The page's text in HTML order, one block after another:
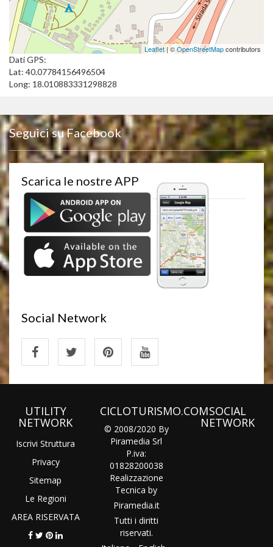
Leaflet| ©OpenStreetMapcontributors
Dati GPS:
Lat: 40.07784156496504
Long: 18.010883331298828
Seguici su Facebook
Scarica le nostre APP
Social Network
UTILITY
NETWORK
Iscrivi Struttura
Privacy
Sitemap
Le Regioni
AREA RISERVATA
CICLOTURISMO.COM
© 2008/2020 By
Piramedia Srl
P.iva:
01828200038
Realizzazione
Tecnica by
Piramedia.it
Tutti i diritti
riservati.
SOCIAL
NETWORK